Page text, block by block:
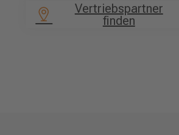
Vertriebspartner
finden